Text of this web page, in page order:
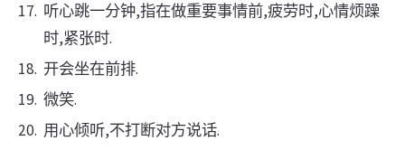
听心跳一分钟,指在做重要事情前,疲劳时,心情烦躁
时,紧张时.
开会坐在前排.
微笑.
用心倾听,不打断对方说话.